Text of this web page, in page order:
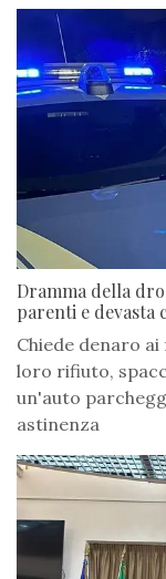
Dramma della
parenti e devasta
Chiede denaro
loro rifiuto,
un'auto
astinenza